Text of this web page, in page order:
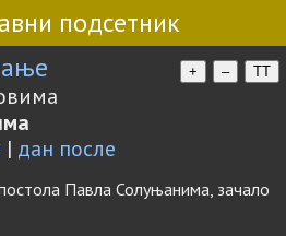
подсетник
+ – TT
| дан после
Павла Солуњанима, зачало